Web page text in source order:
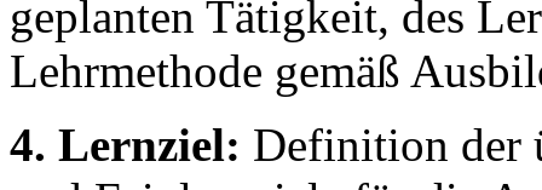
geplanten Tätigkeit, des
Lehrmethode gemäß
4. Lernziel: Definition der